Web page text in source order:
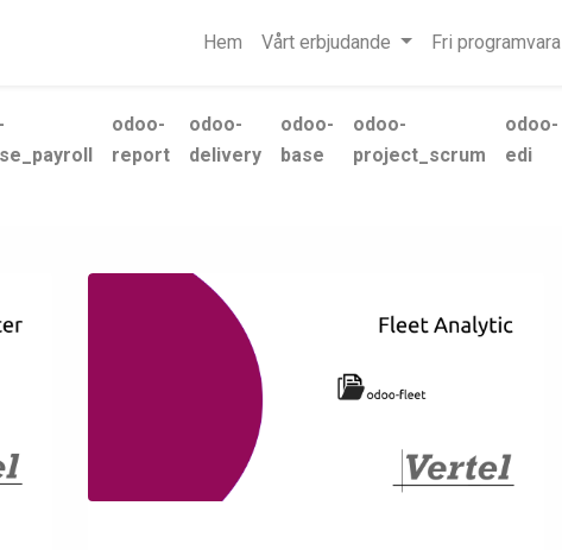
Hem Vårt erbjudande Fri programvara
odoo-
report
odoo-
delivery
odoo-
base
odoo-
project_scrum
odoo-
edi